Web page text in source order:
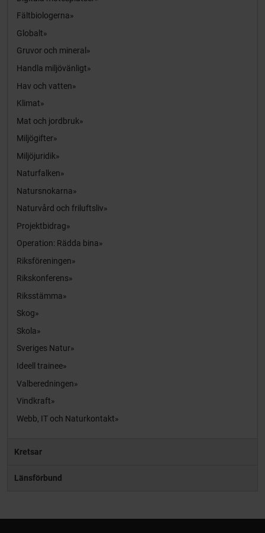
Fältbiologerna
Globalt
Gruvor och mineral
Handla miljövänligt
Hav och vatten
Klimat
Mat och jordbruk
Miljögifter
Miljöjuridik
Naturfalken
Natursnokarna
Naturvård och friluftsliv
Projektbidrag
Operation: Rädda bina
Riksföreningen
Rikskonferens
Riksstämma
Skog
Skola
Sveriges Natur
Ideell trainee
Valberedningen
Vindkraft
Webb, IT och Naturkontakt
Kretsar
Länsförbund